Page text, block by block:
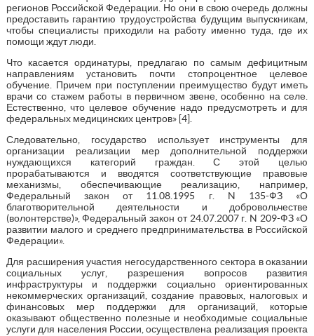
регионов Российской Федерации. Но они в свою очередь должны
предоставить гарантию трудоустройства будущим выпускникам,
чтобы специалисты приходили на работу именно туда, где их
помощи ждут люди.
Что касается ординатуры, предлагаю по самым дефицитным
направлениям установить почти стопроцентное целевое
обучение. Причем при поступлении преимущество будут иметь
врачи со стажем работы в первичном звене, особенно на селе.
Естественно, что целевое обучение надо предусмотреть и для
федеральных медицинских центров» [4].
Следовательно, государство использует инструменты для
организации реализации мер дополнительной поддержки
нуждающихся категорий граждан. С этой целью
прорабатываются и вводятся соответствующие правовые
механизмы, обеспечивающие реализацию, например,
Федеральный закон от 11.08.1995 г. N 135-ФЗ «О
благотворительной деятельности и добровольчестве
(волонтерстве)», Федеральный закон от 24.07.2007 г. N 209-ФЗ «О
развитии малого и среднего предпринимательства в Российской
Федерации».
Для расширения участия негосударственного сектора в оказании
социальных услуг, разрешения вопросов развития
инфраструктуры и поддержки социально ориентированных
некоммерческих организаций, создание правовых, налоговых и
финансовых мер поддержки для организаций, которые
оказывают общественно полезные и необходимые социальные
услуги для населения России, осуществлена реализация проекта